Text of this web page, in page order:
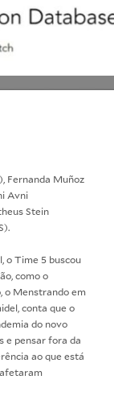
Fernanda Muñoz
Avni
Stein
o Time 5 buscou
como o
o Menstrando em
conta que o
do novo
e pensar fora da
ao que está